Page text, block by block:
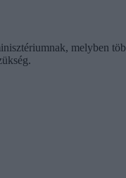
melyben